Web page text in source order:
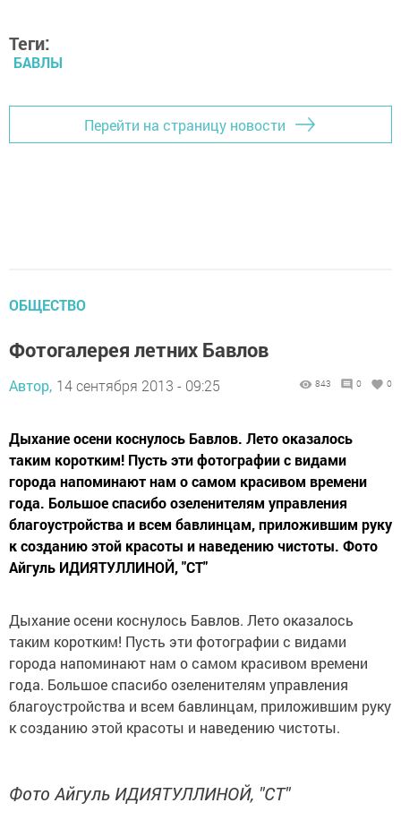
Теги:
БАВЛЫ
Перейти на страницу новости
ОБЩЕСТВО
Фотогалерея летних Бавлов
Автор, 14 сентября 2013 - 09:25 843 0 0
Дыхание осени коснулось Бавлов. Лето оказалось
таким коротким! Пусть эти фотографии с видами
города напоминают нам о самом красивом времени
года. Большое спасибо озеленителям управления
благоустройства и всем бавлинцам, приложившим руку
к созданию этой красоты и наведению чистоты. Фото
Айгуль ИДИЯТУЛЛИНОЙ, "СТ"
Дыхание осени коснулось Бавлов. Лето оказалось
таким коротким! Пусть эти фотографии с видами
города напоминают нам о самом красивом времени
года. Большое спасибо озеленителям управления
благоустройства и всем бавлинцам, приложившим руку
к созданию этой красоты и наведению чистоты.
Фото Айгуль ИДИЯТУЛЛИНОЙ, "СТ"